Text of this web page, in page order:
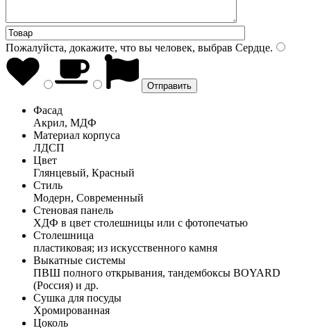
Пожалуйста, докажите, что вы человек, выбрав Сердце.
Фасад
Акрил, МДФ
Материал корпуса
ЛДСП
Цвет
Глянцевый, Красный
Стиль
Модерн, Современный
Стеновая панель
ХДФ в цвет столешницы или с фотопечатью
Столешница
пластиковая; из искусственного камня
Выкатные системы
ПВШ полного открывания, тандембоксы BOYARD
(Россия) и др.
Сушка для посуды
Хромированная
Цоколь